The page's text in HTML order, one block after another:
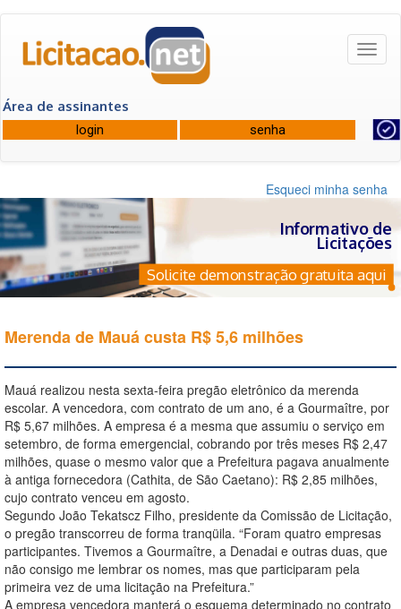
Área de assinantes
Esqueci minha senha
Informativo de
Licitações
Solicite demonstração gratuita aqui
Merenda de Mauá custa R$ 5,6 milhões
Mauá realizou nesta sexta-feira pregão eletrônico da merenda
escolar. A vencedora, com contrato de um ano, é a Gourmaître, por
R$ 5,67 milhões. A empresa é a mesma que assumiu o serviço em
setembro, de forma emergencial, cobrando por três meses R$ 2,47
milhões, quase o mesmo valor que a Prefeitura pagava anualmente
à antiga fornecedora (Cathita, de São Caetano): R$ 2,85 milhões,
cujo contrato venceu em agosto.
Segundo João Tekatscz Filho, presidente da Comissão de Licitação,
o pregão transcorreu de forma tranqüila. “Foram quatro empresas
participantes. Tivemos a Gourmaître, a Denadai e outras duas, que
não consigo me lembrar os nomes, mas que participaram pela
primeira vez de uma licitação na Prefeitura.”
A empresa vencedora manterá o esquema determinado no contrato